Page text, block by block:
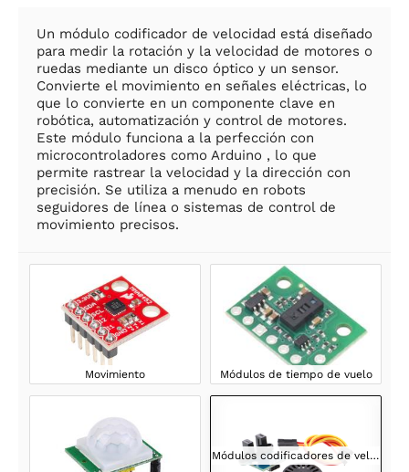
Un módulo codificador de velocidad está diseñado
para medir la rotación y la velocidad de motores o
ruedas mediante un disco óptico y un sensor.
Convierte el movimiento en señales eléctricas, lo
que lo convierte en un componente clave en
robótica, automatización y control de motores.
Este módulo funciona a la perfección con
microcontroladores como Arduino , lo que
permite rastrear la velocidad y la dirección con
precisión. Se utiliza a menudo en robots
seguidores de línea o sistemas de control de
movimiento precisos.
Movimiento Módulos de tiempo de vuelo
Módulos codificadores de velocidad